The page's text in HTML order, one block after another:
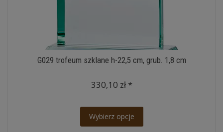
G029 trofeum szklane h-22,5 cm, grub. 1,8 cm
330,10 zł *
Wybierz opcje